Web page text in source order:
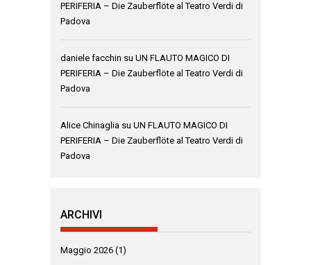
PERIFERIA – Die Zauberflöte al Teatro Verdi di
Padova
daniele facchin su UN FLAUTO MAGICO DI
PERIFERIA – Die Zauberflöte al Teatro Verdi di
Padova
Alice Chinaglia su UN FLAUTO MAGICO DI
PERIFERIA – Die Zauberflöte al Teatro Verdi di
Padova
ARCHIVI
Maggio 2026 (1)